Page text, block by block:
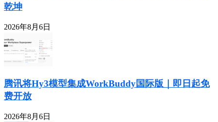
乾坤
2026年8月6日
腾讯将Hy3模型集成WorkBuddy国际版｜即日起免
费开放
2026年8月6日